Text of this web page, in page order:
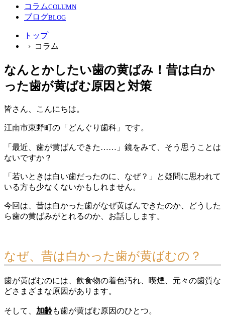
コラムCOLUMN
ブログBLOG
トップ
› コラム
なんとかしたい歯の黄ばみ！昔は白か
った歯が黄ばむ原因と対策
皆さん、こんにちは。
江南市東野町の「どんぐり歯科」です。
「最近、歯が黄ばんできた……」鏡をみて、そう思うことは
ないですか？
「若いときは白い歯だったのに、なぜ？」と疑問に思われて
いる方も少なくないかもしれません。
今回は、昔は白かった歯がなぜ黄ばんできたのか、どうした
ら歯の黄ばみがとれるのか、お話しします。
なぜ、昔は白かった歯が黄ばむの？
歯が黄ばむのには、飲食物の着色汚れ、喫煙、元々の歯質な
どさまざまな原因があります。
そして、 加齢も歯が黄ばむ原因のひとつ。